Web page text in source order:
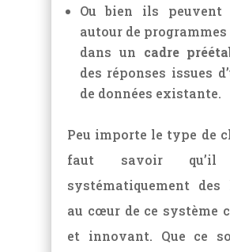
Ou bien ils peuvent
autour de
dans un cadre
des réponses issues
de données existante.
Peu importe le type de
faut savoir
systématiquement des
au cœur de ce système
et innovant. Que ce